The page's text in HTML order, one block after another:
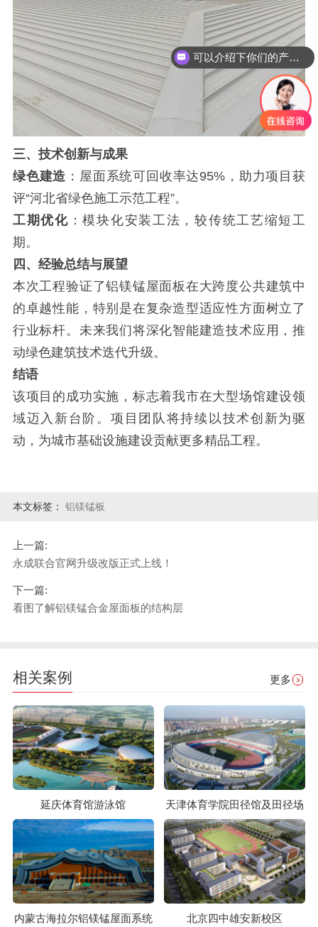
三、技术创新与成果
绿色建造 ：屋面系统可回收率达95%，助力项目获
评“河北省绿色施工示范工程”。
工期优化 ：模块化安装工法，较传统工艺缩短工
期。
四、经验总结与展望
本次工程验证了铝镁锰屋面板在大跨度公共建筑中
的卓越性能，特别是在复杂造型适应性方面树立了
行业标杆。未来我们将深化智能建造技术应用，推
动绿色建筑技术迭代升级。
结语
该项目的成功实施，标志着我市在大型场馆建设领
域迈入新台阶。项目团队将持续以技术创新为驱
动，为城市基础设施建设贡献更多精品工程。
本文标签： 铝镁锰板
上一篇:
永成联合官网升级改版正式上线！
下一篇:
看图了解铝镁锰合金屋面板的结构层
相关案例 更多
延庆体育馆游泳馆 天津体育学院田径馆及田径场
内蒙古海拉尔铝镁锰屋面系统 北京四中雄安新校区
可以介绍下你们的产品么？
你们是怎么收费的呢？